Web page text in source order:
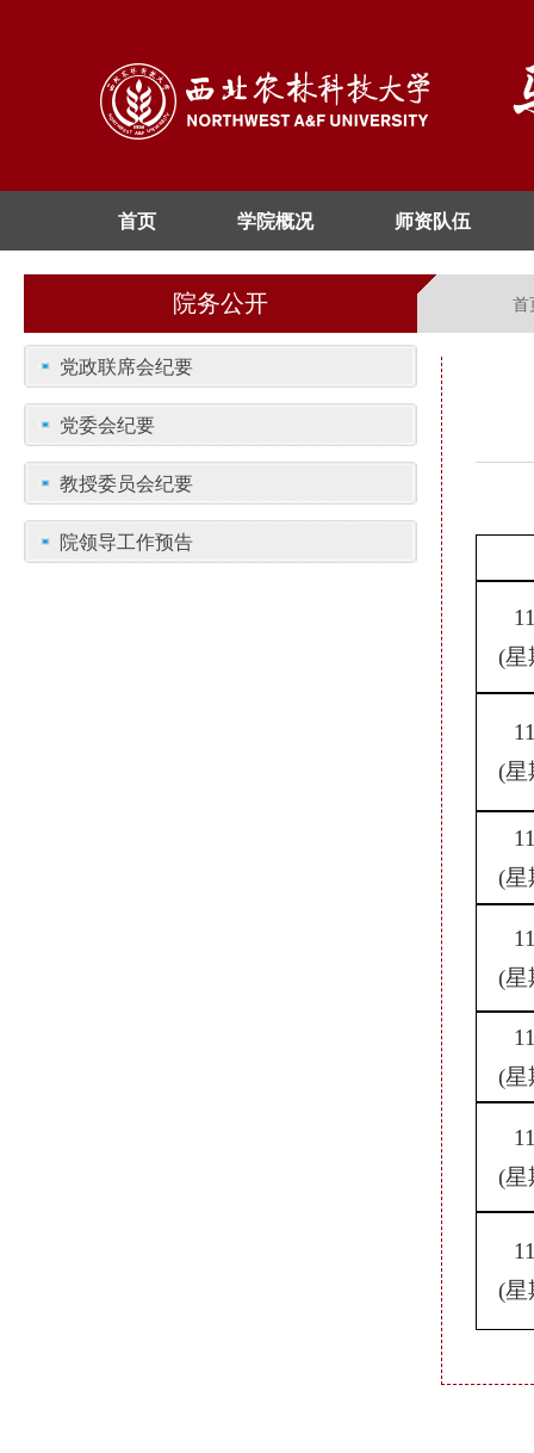
首页 学院概况 师资队伍
院务公开 首
党政联席会纪要
党委会纪要
教授委员会纪要
院领导工作预告
(星
(星
(星
(星
(星
(星
(星